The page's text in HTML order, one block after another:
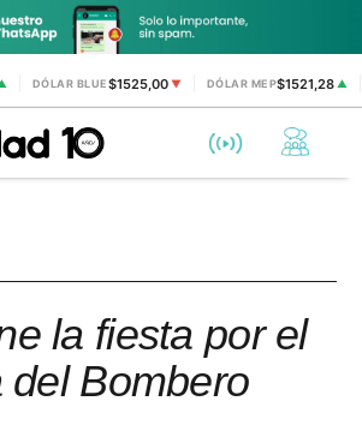
DÓLAR BLUE$1525,00 ▼ DÓLAR MEP$1521,28▲
la fiesta por el
del Bombero